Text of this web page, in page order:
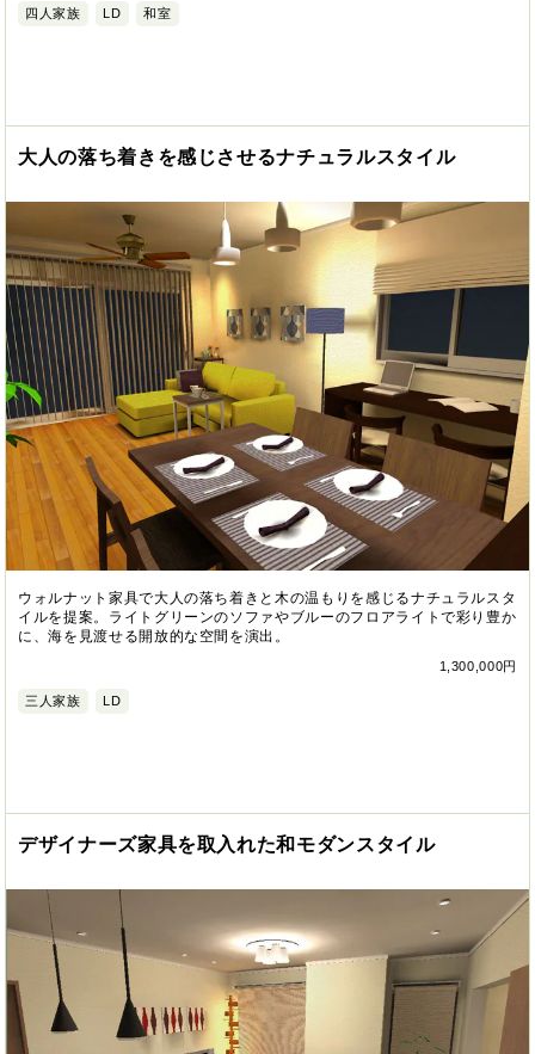
四人家族 LD 和室
大人の落ち着きを感じさせるナチュラルスタイル
ウォルナット家具で大人の落ち着きと木の温もりを感じるナチュラルスタ
イルを提案。ライトグリーンのソファやブルーのフロアライトで彩り豊か
に、海を見渡せる開放的な空間を演出。
1,300,000円
三人家族 LD
デザイナーズ家具を取入れた和モダンスタイル